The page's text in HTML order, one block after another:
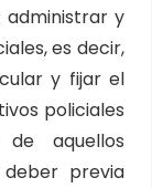
administrar y
es decir,
y fijar el
policiales
aquellos
previa